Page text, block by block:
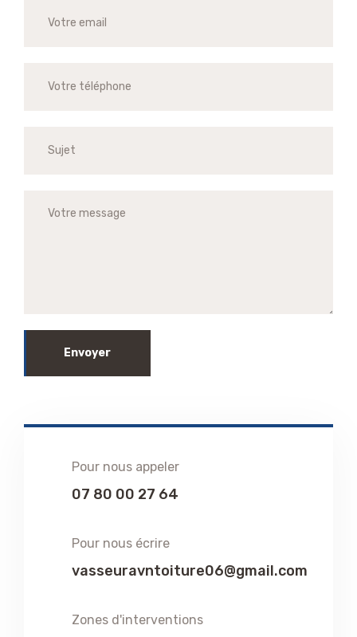
Envoyer
Pour nous appeler
07 80 00 27 64
Pour nous écrire
vasseuravntoiture06@gmail.com
Zones d'interventions